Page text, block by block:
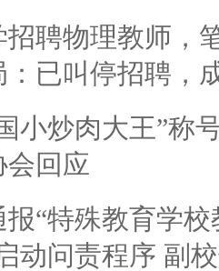
聘物理教师，
已叫停招聘，
小炒肉大王”称
会回应
报“特殊教育学
动问责程序 副